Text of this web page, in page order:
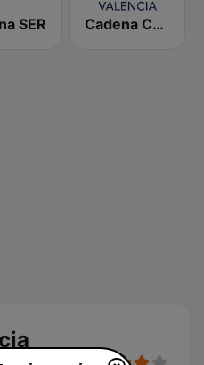
SER Cadena COPE Valencia